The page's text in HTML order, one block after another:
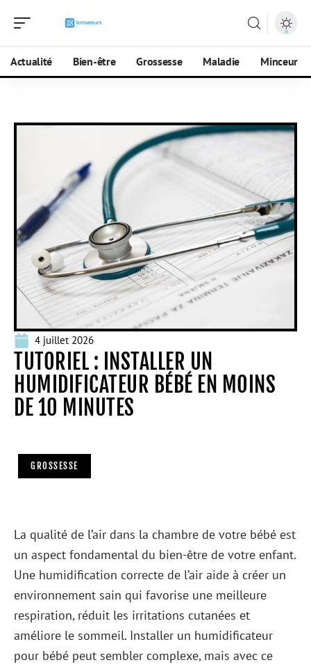
Actualité Bien-être Grossesse Maladie Minceur
4 juillet 2026
TUTORIEL : INSTALLER UN
HUMIDIFICATEUR BÉBÉ EN MOINS
DE 10 MINUTES
GROSSESSE
La qualité de l’air dans la chambre de votre bébé est
un aspect fondamental du bien-être de votre enfant.
Une humidification correcte de l’air aide à créer un
environnement sain qui favorise une meilleure
respiration, réduit les irritations cutanées et
améliore le sommeil. Installer un humidificateur
pour bébé peut sembler complexe, mais avec ce